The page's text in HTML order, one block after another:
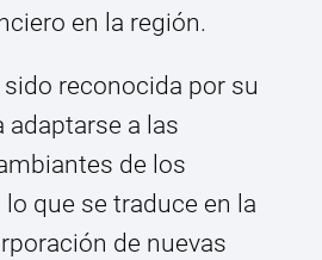
en la región.
reconocida por su
adaptarse a las
de los
que se traduce en la
de nuevas